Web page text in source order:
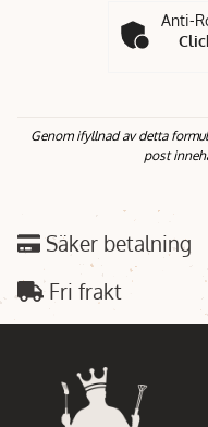
Anti-
Genom ifyllnad av detta
post
Säker betalning
Fri frakt